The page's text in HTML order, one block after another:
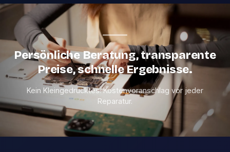
Persönliche Beratung, transparente
Preise, schnelle Ergebnisse.
Kein Kleingedrucktes. Kostenvoranschlag vor jeder
Reparatur.